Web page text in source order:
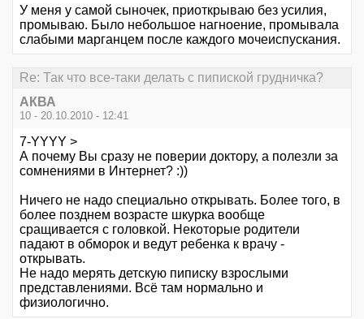
У меня у самой сыночек, приоткрываю без усилия,
промываю. Было небольшое нагноение, промывала
слабыми марганцем после каждого мочеиспускания.
Re: Так что все-таки делать с пипиской грудничка?
АКВА
10 - 20.10.2010 - 12:41
7-YYYY >
А почему Вы сразу не поверии доктору, а полезли за
сомнениями в Интернет? :))
Ничего не надо специально открывать. Более того, в
более позднем возрасте шкурка вообще
сращивается с головкой. Некоторые родители
падают в обморок и ведут ребенка к врачу -
открывать.
Не надо мерять детскую пиписку взрослыми
представлениями. Всё там нормально и
физиологично.